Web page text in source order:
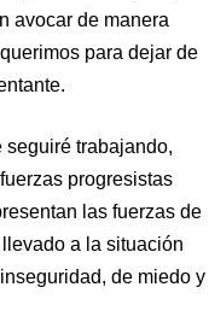
avocar de manera
para dejar de
seguiré trabajando,
progresistas
las fuerzas de
a la situación
de miedo y